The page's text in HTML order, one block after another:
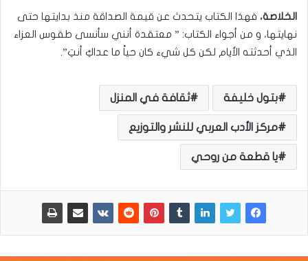
الخلاصة، فهذا الكتاب يتحدث عن قيمة الصداقة منذ بدايتها حتى
نهايتها، و من أجواء الكتاب: ” معتقدة أنني سأنسى طقوس العزاء
الذي أحدثته الأيام لكن كل شيء كان حياً ما عداكِ أنتِ”.
بتول خليفة ثقافة في المنزل
مركز الأدب العربي للنشر والتوزيع
يا قطعة من روحي